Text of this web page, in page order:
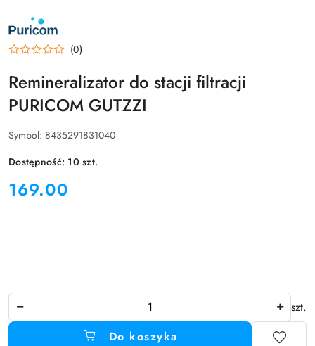
NAZWA
PRODUCENTA:
PURICOM
(0)
Remineralizator do stacji filtracji
PURICOM GUTZZI
Symbol: 8435291831040
Dostępność: 10szt.
cena:
169.00
szt.
Do koszyka